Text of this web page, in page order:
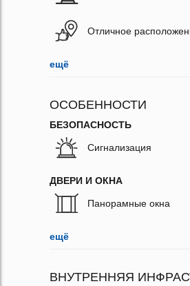
Отличное
ещё
ОСОБЕННОСТИ
БЕЗОПАСНОСТЬ
Сигнализация
ДВЕРИ И ОКНА
Панорамные окна
ещё
ВНУТРЕННЯЯ